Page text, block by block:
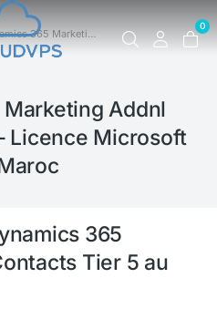
0
365 Marketi…
Addnl
Licence Microsoft
365
Tier 5 au